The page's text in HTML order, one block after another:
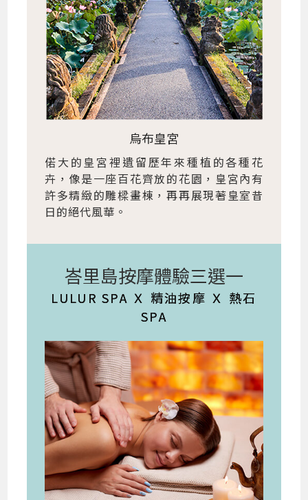
烏布皇宮
偌大的皇宮裡遺留歷年來種植的各種花
卉，像是一座百花齊放的花園，皇宮內有
許多精緻的雕樑畫棟，再再展現著皇室昔
日的絕代風華。
峇里島按摩體驗三選一
LULUR SPA Ｘ 精油按摩 Ｘ 熱石
SPA